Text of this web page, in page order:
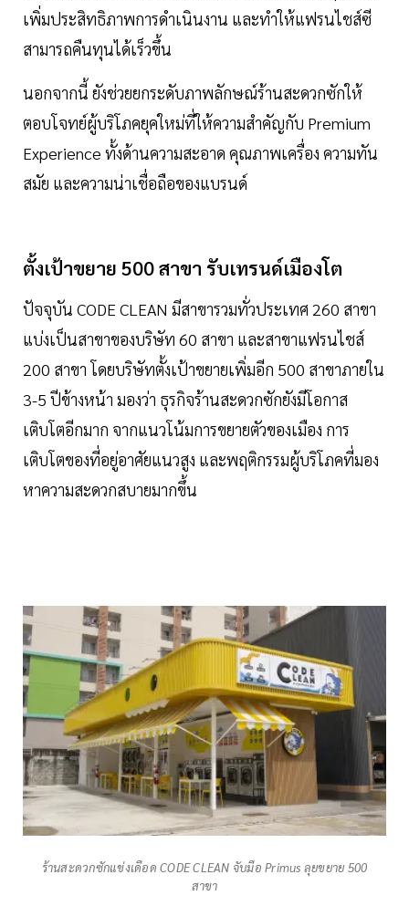
เพิ่มประสิทธิภาพการดำเนินงาน และทำให้แฟรนไชส์ซี
สามารถคืนทุนได้เร็วขึ้น
นอกจากนี้ ยังช่วยยกระดับภาพลักษณ์ร้านสะดวกซักให้
ตอบโจทย์ผู้บริโภคยุคใหม่ที่ให้ความสำคัญกับ Premium
Experience ทั้งด้านความสะอาด คุณภาพเครื่อง ความทัน
สมัย และความน่าเชื่อถือของแบรนด์
ตั้งเป้าขยาย 500 สาขา รับเทรนด์เมืองโต
ปัจจุบัน CODE CLEAN มีสาขารวมทั่วประเทศ 260 สาขา
แบ่งเป็นสาขาของบริษัท 60 สาขา และสาขาแฟรนไชส์
200 สาขา โดยบริษัทตั้งเป้าขยายเพิ่มอีก 500 สาขาภายใน
3-5 ปีข้างหน้า มองว่า ธุรกิจร้านสะดวกซักยังมีโอกาส
เติบโตอีกมาก จากแนวโน้มการขยายตัวของเมือง การ
เติบโตของที่อยู่อาศัยแนวสูง และพฤติกรรมผู้บริโภคที่มอง
หาความสะดวกสบายมากขึ้น
ร้านสะดวกซักแข่งเดือด CODE CLEAN จับมือ Primus ลุยขยาย 500
สาขา